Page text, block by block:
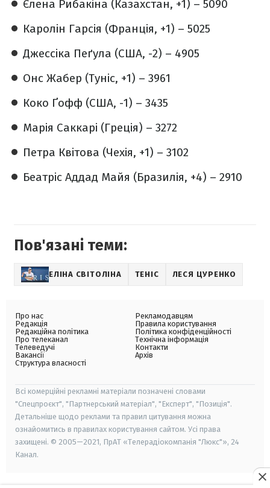
Єлена Рибакіна (Казахстан, +1) – 5090
Каролін Гарсія (Франція, +1) – 5025
Джессіка Пеґула (США, -2) – 4905
Онс Жабер (Туніс, +1) – 3961
Коко Ґофф (США, -1) – 3435
Марія Саккарі (Греція) – 3272
Петра Квітова (Чехія, +1) – 3102
Беатріс Аддад Майя (Бразилія, +4) – 2910
Пов'язані теми:
ЕЛІНА СВІТОЛІНА ТЕНІС ЛЕСЯ ЦУРЕНКО
Про нас
Редакція
Редакційна політика
Про телеканал
Телеведучі
Вакансії
Структура власності
Рекламодавцям
Правила користування
Політика конфіденційності
Технічна інформація
Контакти
Архів
Всі комерційні рекламні матеріали позначені словами
"Спецпроєкт", "Партнерський матеріал", "Експерт", "Позиція".
Детальніше щодо реклами та правил цитування можна
ознайомитись в правилах користування сайтом. Усі права
захищені. © 2005—2021, ПрАТ «Телерадіокомпанія "Люкс"», 24
Канал.